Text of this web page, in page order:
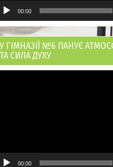
00:00
У ГІМНАЗІЇ №6 ПАНУЄ
ТА СИЛА ДУХУ
00:00